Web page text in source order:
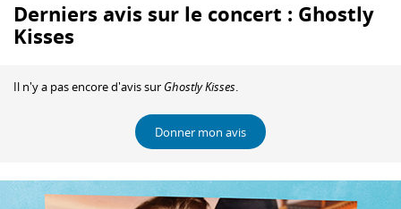
Derniers avis sur le concert : Ghostly
Kisses
Il n'y a pas encore d'avis sur Ghostly Kisses.
Donner mon avis